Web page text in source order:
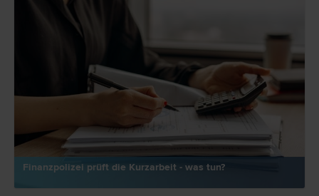
Finanzpolizei prüft die Kurzarbeit - was tun?